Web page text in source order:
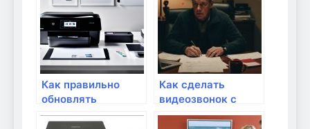
Как правильно
обновлять
оборудование для
Как сделать
видеозвонок с
высоким